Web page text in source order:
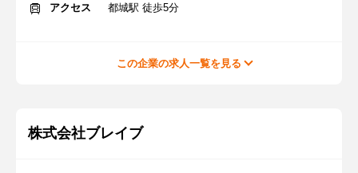
アクセス 都城駅 徒歩5分
この企業の求人一覧を見る
株式会社ブレイブ